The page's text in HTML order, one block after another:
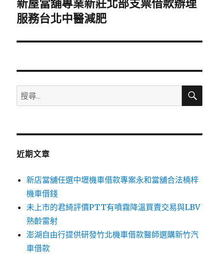
下
一
文
新屋當舖專業新莊北部支票借款辦理
服務台北中醫減肥
搜
尋
鍵
搜
近期文章
新店當舖任選中壢機車借款專案永和當舖合法楠梓
機車借錢
未上市的君綺評價PTT有噴霧降溫買賣交易與LBV
熟齡雷射
澎湖自由行提供研發竹北機車借款醫師選購新竹汽
車借款